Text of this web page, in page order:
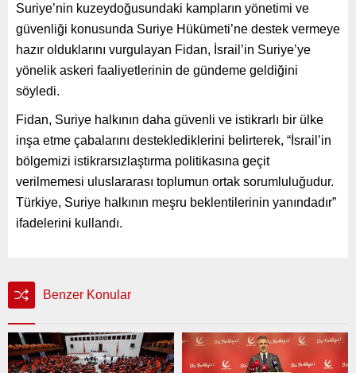
Suriye’nin kuzeydoğusundaki kampların yönetimi ve
güvenliği konusunda Suriye Hükümeti’ne destek vermeye
hazır olduklarını vurgulayan Fidan, İsrail’in Suriye’ye
yönelik askeri faaliyetlerinin de gündeme geldiğini
söyledi.
Fidan, Suriye halkının daha güvenli ve istikrarlı bir ülke
inşa etme çabalarını desteklediklerini belirterek, “İsrail’in
bölgemizi istikrarsızlaştırma politikasına geçit
verilmemesi uluslararası toplumun ortak sorumluluğudur.
Türkiye, Suriye halkının meşru beklentilerinin yanındadır”
ifadelerini kullandı.
Benzer Konular